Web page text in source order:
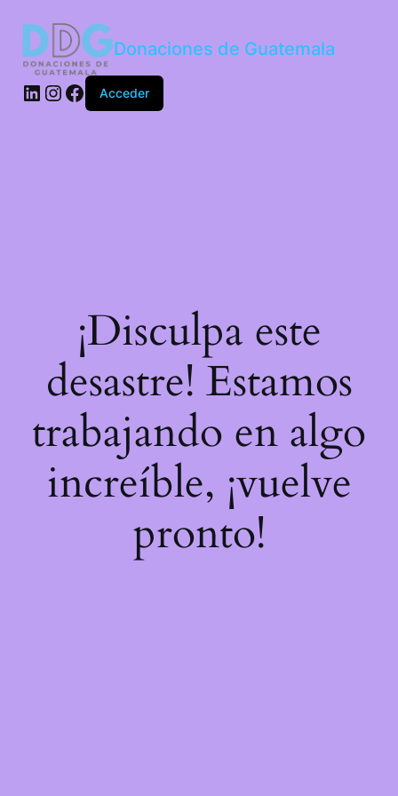
Donaciones de Guatemala
Acceder
¡Disculpa este
desastre! Estamos
trabajando en algo
increíble, ¡vuelve
pronto!